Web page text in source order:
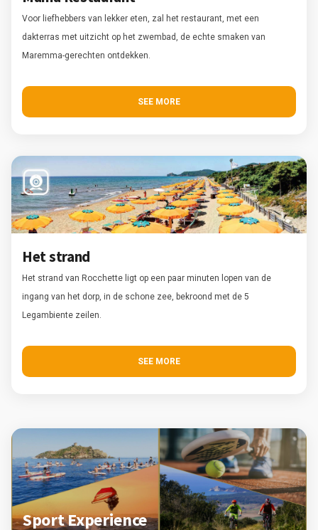
Voor liefhebbers van lekker eten, zal het restaurant, met een
dakterras met uitzicht op het zwembad, de echte smaken van
Maremma-gerechten ontdekken.
SEE MORE
Het strand
Het strand van Rocchette ligt op een paar minuten lopen van de
ingang van het dorp, in de schone zee, bekroond met de 5
Legambiente zeilen.
SEE MORE
Sport Experience